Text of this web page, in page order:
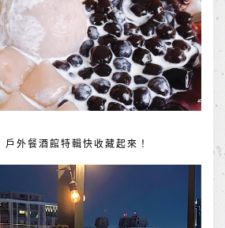
外餐酒館特輯快收藏起來！